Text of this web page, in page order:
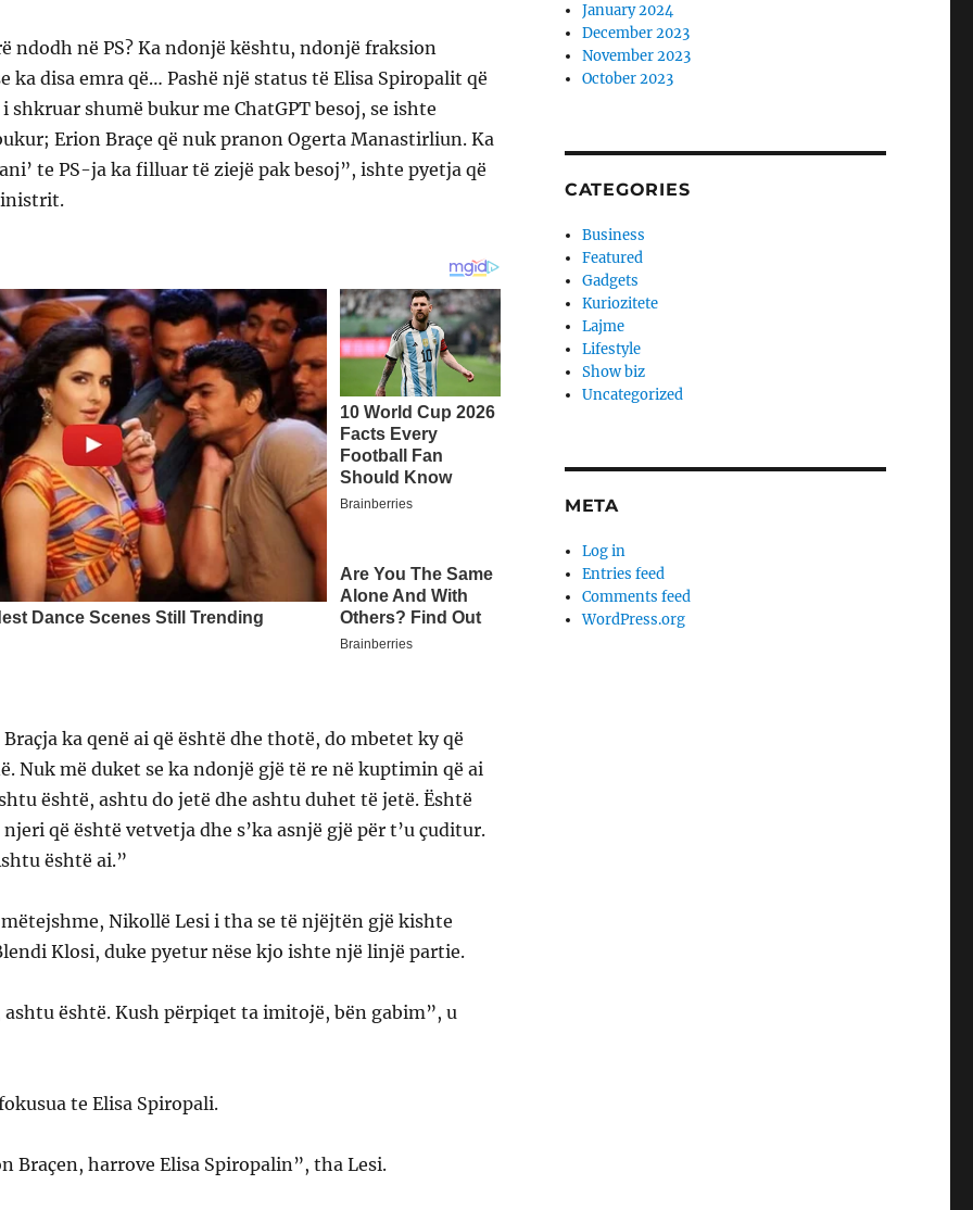
ndodh në PS? Ka ndonjë kështu, ndonjë fraksion
ka disa emra që… Pashë një status të Elisa Spiropalit që
shkruar shumë bukur me ChatGPT besoj, se ishte
Erion Braçe që nuk pranon Ogerta Manastirliun. Ka
te PS-ja ka filluar të ziejë pak besoj”, ishte pyetja që
ka qenë ai që është dhe thotë, do mbetet ky që
Nuk më duket se ka ndonjë gjë të re në kuptimin që ai
është, ashtu do jetë dhe ashtu duhet të jetë. Është
që është vetvetja dhe s’ka asnjë gjë për t’u çuditur.
është ai.”
Nikollë Lesi i tha se të njëjtën gjë kishte
Klosi, duke pyetur nëse kjo ishte një linjë partie.
ashtu është. Kush përpiqet ta imitojë, bën gabim”, u
te Elisa Spiropali.
Braçen, harrove Elisa Spiropalin”, tha Lesi.
January 2024
December 2023
November 2023
October 2023
CATEGORIES
Business
Featured
Gadgets
Kuriozitete
Lajme
Lifestyle
Show biz
Uncategorized
META
Log in
Entries feed
Comments feed
WordPress.org